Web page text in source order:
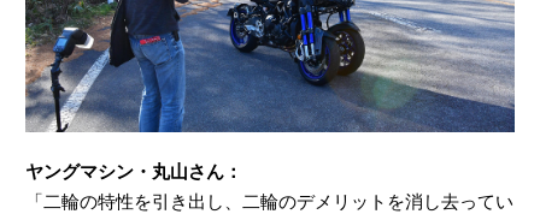
ヤングマシン・丸山さん：
「二輪の特性を引き出し、二輪のデメリットを消し去ってい